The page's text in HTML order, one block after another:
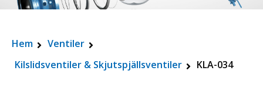
Hem
Ventiler
Kilslidsventiler & Skjutspjällsventiler
KLA-034